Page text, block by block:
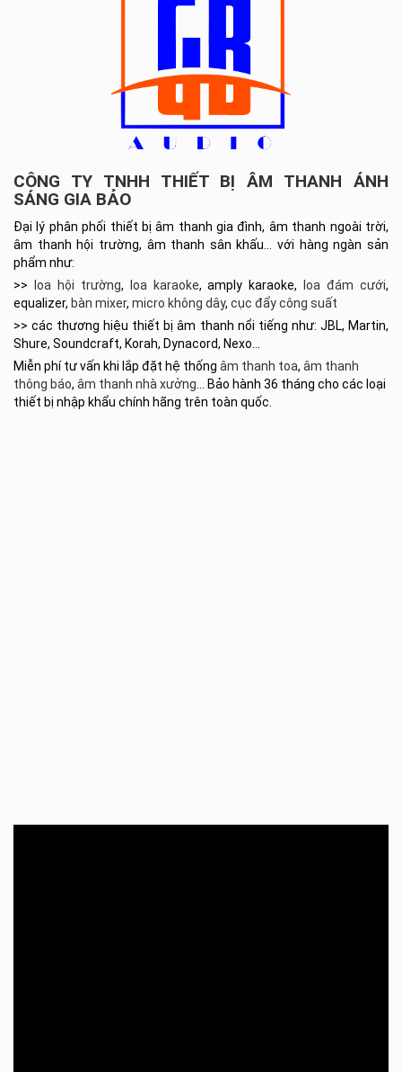
CÔNG TY TNHH THIẾT BỊ ÂM THANH ÁNH
SÁNG GIA BẢO
Đại lý phân phối thiết bị âm thanh gia đình, âm thanh ngoài trời,
âm thanh hội trường, âm thanh sân khấu… với hàng ngàn sản
phẩm như:
>>
loa hội trường, loa karaoke, amply karaoke, loa đám cưới,
equalizer, bàn mixer, micro không dây, cục đẩy công suất
>> các thương hiệu thiết bị âm thanh nổi tiếng như: JBL, Martin,
Shure, Soundcraft, Korah, Dynacord, Nexo…
Miễn phí tư vấn khi lắp đặt hệ thống âm thanh toa, âm thanh
thông báo, âm thanh nhà xưởng … Bảo hành 36 tháng cho các loại
thiết bị nhập khẩu chính hãng trên toàn quốc.